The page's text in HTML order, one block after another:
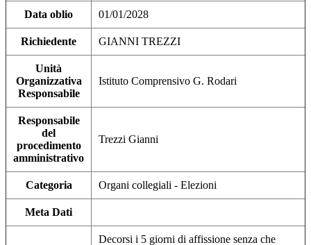
Data oblio 01/01/2028
Richiedente GIANNI TREZZI
Unità
Organizzativa
Responsabile
Istituto Comprensivo G. Rodari
Responsabile
del
procedimento
amministrativo
Trezzi Gianni
Categoria Organi collegiali - Elezioni
Meta Dati
Decorsi i 5 giorni di affissione senza che